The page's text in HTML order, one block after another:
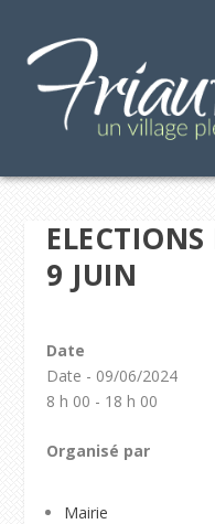
ELECTIONS
9 JUIN
Date
Date - 09/06/2024
8 h 00 - 18 h 00
Organisé par
Mairie